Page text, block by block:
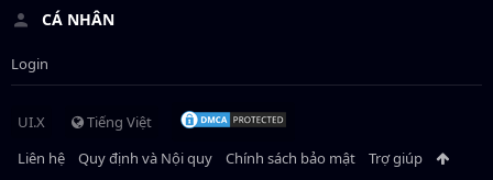
CÁ NHÂN
Login
UI.X
Tiếng Việt
Liên hệ
Quy định và Nội quy Chính sách bảo mật Trợ giúp